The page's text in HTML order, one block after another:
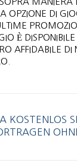
OPZIONE DI
È
AFFIDABILE